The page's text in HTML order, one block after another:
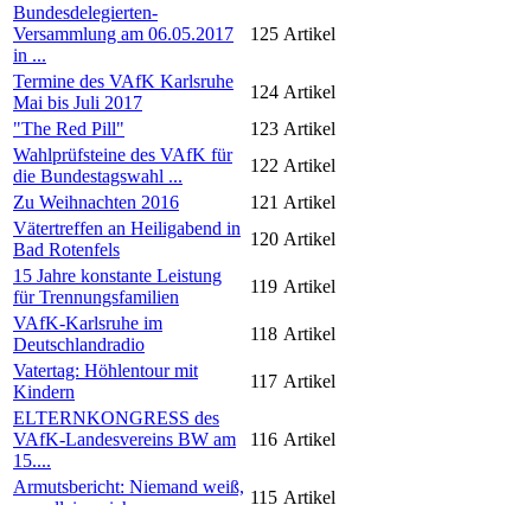
Bundesdelegierten-
Versammlung am 06.05.2017
in ...
125 Artikel
Termine des VAfK Karlsruhe
Mai bis Juli 2017
124 Artikel
"The Red Pill"
123 Artikel
Wahlprüfsteine des VAfK für
die Bundestagswahl ...
122 Artikel
Zu Weihnachten 2016
121 Artikel
Vätertreffen an Heiligabend in
Bad Rotenfels
120 Artikel
15 Jahre konstante Leistung
für Trennungsfamilien
119 Artikel
VAfK-Karlsruhe im
Deutschlandradio
118 Artikel
Vatertag: Höhlentour mit
Kindern
117 Artikel
ELTERNKONGRESS des
VAfK-Landesvereins BW am
15....
116 Artikel
Armutsbericht: Niemand weiß,
115 Artikel